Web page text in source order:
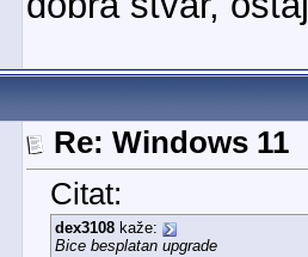
Re: Windows 11
Citat:
dex3108kaže:
Bice besplatan upgrade